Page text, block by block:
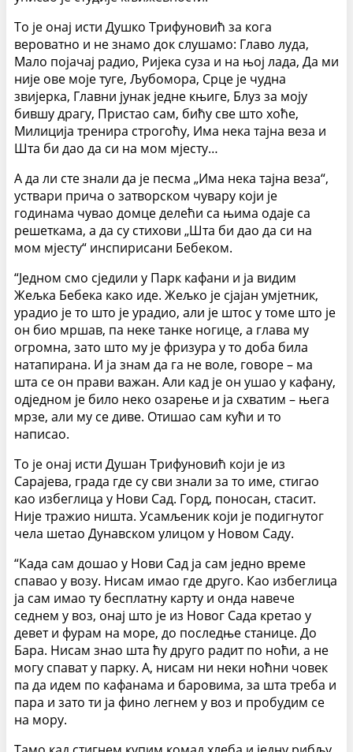
То је онај исти Душко Трифуновић за кога
вероватно и не знамо док слушамо: Главо луда,
Мало појачај радио, Ријека суза и на њој лада, Да ми
није ове моје туге, Љубомора, Срце је чудна
звијерка, Главни јунак једне књиге, Блуз за моју
бившу драгу, Пристао сам, бићу све што хоће,
Милиција тренира строгоћу, Има нека тајна веза и
Шта би дао да си на мом мјесту…
А да ли сте знали да је песма „Има нека тајна веза“,
уствари прича о затворском чувару који је
годинама чувао домце делећи са њима одаје са
решеткама, а да су стихови „Шта би дао да си на
мом мјесту“ инспирисани Бебеком.
“Једном смо сједили у Парк кафани и ја видим
Жељка Бебека како иде. Жељко је сјајан умјетник,
урадио је то што је урадио, али је штос у томе што је
он био мршав, па неке танке ногице, а глава му
огромна, зато што му је фризура у то доба била
натапирана. И ја знам да га не воле, говоре – ма
шта се он прави важан. Али кад је он ушао у кафану,
одједном је било неко озарење и ја схватим – њега
мрзе, али му се диве. Отишао сам кући и то
написао.
То је онај исти Душан Трифуновић који је из
Сарајева, града где су сви знали за то име, стигао
као избеглица у Нови Сад. Горд, поносан, стасит.
Није тражио ништа. Усамљеник који је подигнутог
чела шетао Дунавском улицом у Новом Саду.
“Када сам дошао у Нови Сад ја сам једно време
спавао у возу. Нисам имао где друго. Као избеглица
ја сам имао ту бесплатну карту и онда навече
седнем у воз, онај што је из Новог Сада кретао у
девет и фурам на море, до последње станице. До
Бара. Нисам знао шта ћу друго радит по ноћи, а не
могу спават у парку. А, нисам ни неки ноћни човек
па да идем по кафанама и баровима, за шта треба и
пара и зато ти ја фино легнем у воз и пробудим се
на мору.